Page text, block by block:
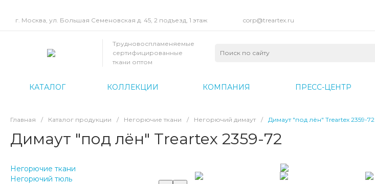
г. Москва, ул. Большая Семеновская д. 45, 2 подъезд, 1 этаж corp@treartex.ru
Трудновоспламеняемые
сертифицированные
ткани оптом
КАТАЛОГ КОЛЛЕКЦИИ КОМПАНИЯ ПРЕСС-ЦЕНТР
Главная / Каталог продукции / Негорючие ткани / Негорючий димаут / Димаут "под лён" Treartex 2359-72
Димаут "под лён" Treartex 2359-72
Негорючие ткани
Негорючий тюль